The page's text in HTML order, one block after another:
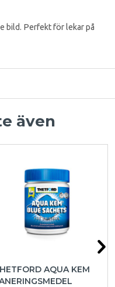
bild. Perfekt för lekar på
även
AQUA KEM